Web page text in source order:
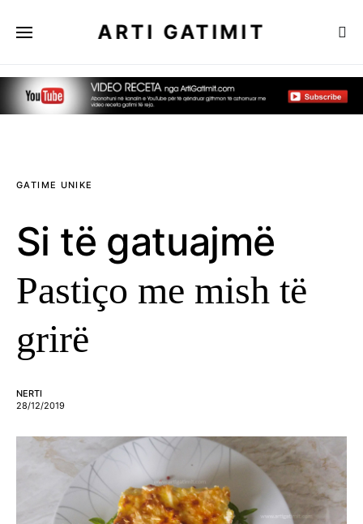
ARTI GATIMIT
GATIME UNIKE
Si të gatuajmë
Pastiço me mish të
grirë
NERTI
28/12/2019